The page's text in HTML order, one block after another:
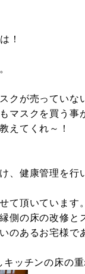
！
が売っていな
マスクを買う事
えてくれ～！
、健康管理を行
て頂いています。
の床の改修と
のあるお宅様で
ッチンの床の